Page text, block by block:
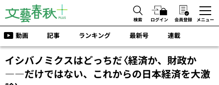
検索 ログイン 会員登録 メニュー
動画 記事 ランキング 最新号 連載
イシバノミクスはどっちだ〈経済か、財政か
――だけではない、これからの日本経済を大激